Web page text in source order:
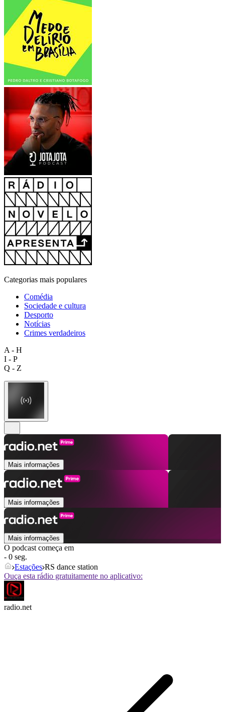
Categorias mais populares
Comédia
Sociedade e cultura
Desporto
Notícias
Crimes verdadeiros
A - H
I - P
Q - Z
Mais informações
Mais informações
Mais informações
O podcast começa em
- 0 seg.
Estações RS dance station
Ouça esta rádio gratuitamente no aplicativo:
radio.net